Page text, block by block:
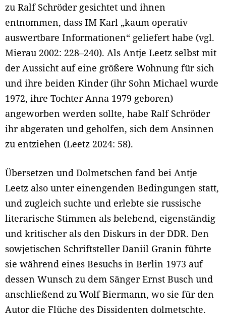
zu Ralf Schröder gesichtet und ihnen
entnommen, dass IM Karl „kaum operativ
auswertbare Informationen“ geliefert habe (vgl.
Mierau 2002: 228–240). Als Antje Leetz selbst mit
der Aussicht auf eine größere Wohnung für sich
und ihre beiden Kinder (ihr Sohn Michael wurde
1972, ihre Tochter Anna 1979 geboren)
angeworben werden sollte, habe Ralf Schröder
ihr abgeraten und geholfen, sich dem Ansinnen
zu entziehen (Leetz 2024: 58).
Übersetzen und Dolmetschen fand bei Antje
Leetz also unter einengenden Bedingungen statt,
und zugleich suchte und erlebte sie russische
literarische Stimmen als belebend, eigenständig
und kritischer als den Diskurs in der DDR. Den
sowjetischen Schriftsteller Daniil Granin führte
sie während eines Besuchs in Berlin 1973 auf
dessen Wunsch zu dem Sänger Ernst Busch und
anschließend zu Wolf Biermann, wo sie für den
Autor die Flüche des Dissidenten dolmetschte.